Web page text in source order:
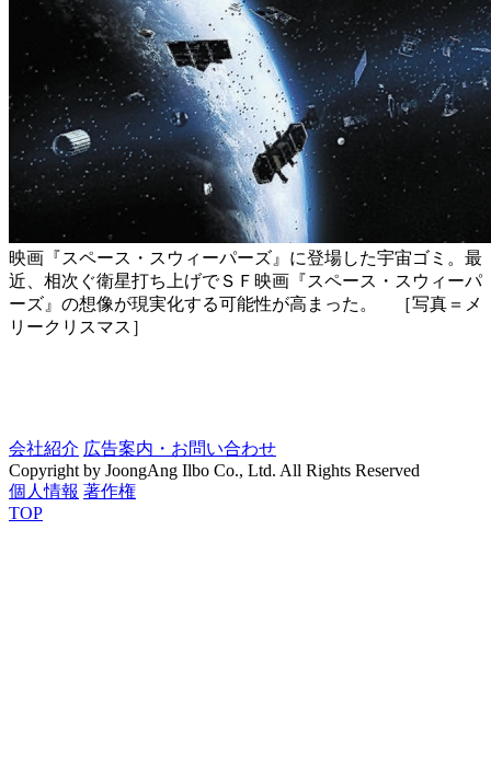
映画『スペース・スウィーパーズ』に登場した宇宙ゴミ。最
近、相次ぐ衛星打ち上げでＳＦ映画『スペース・スウィーパ
ーズ』の想像が現実化する可能性が高まった。 ［写真＝メ
リークリスマス］
会社紹介 広告案内・お問い合わせ
Copyright by JoongAng Ilbo Co., Ltd. All Rights Reserved
個人情報 著作権
TOP